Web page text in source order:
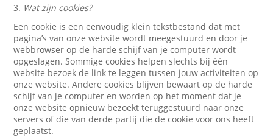
3. Wat zijn cookies?
Een cookie is een eenvoudig klein tekstbestand dat met
pagina’s van onze website wordt meegestuurd en door je
webbrowser op de harde schijf van je computer wordt
opgeslagen. Sommige cookies helpen slechts bij één
website bezoek de link te leggen tussen jouw activiteiten op
onze website. Andere cookies blijven bewaart op de harde
schijf van je computer en worden op het moment dat je
onze website opnieuw bezoekt teruggestuurd naar onze
servers of die van derde partij die de cookie voor ons heeft
geplaatst.